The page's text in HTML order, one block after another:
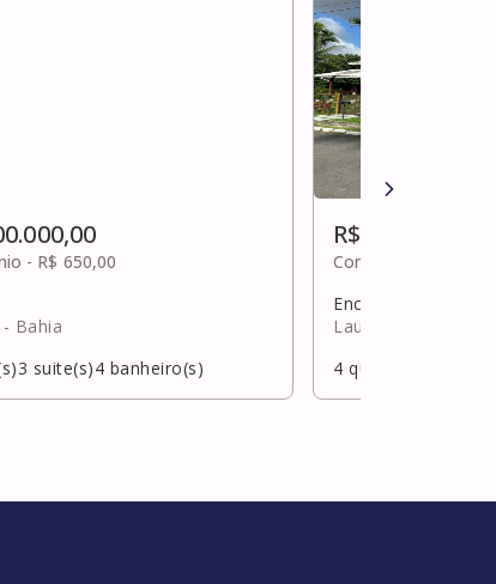
- R$ 650,00
- Bahia
3 suite(s)4 banheiro(s)
R$
Condomínio -
Encontro das
Lauro de Freitas
4 quarto(s)